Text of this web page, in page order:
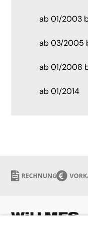
ab 01/2003
ab 03/2005
ab 01/2008
ab 01/2014